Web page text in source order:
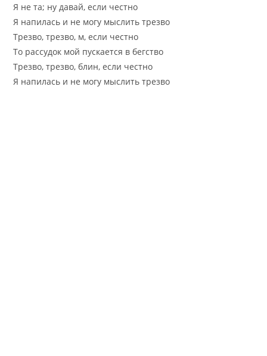
Я не та; ну давай, если честно
Я напилась и не могу мыслить трезво
Трезво, трезво, м, если честно
То рассудок мой пускается в бегство
Трезво, трезво, блин, если честно
Я напилась и не могу мыслить трезво